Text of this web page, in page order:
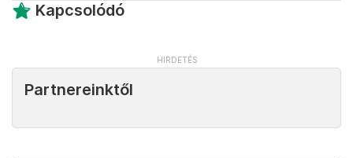
Kapcsolódó
Partnereinktől